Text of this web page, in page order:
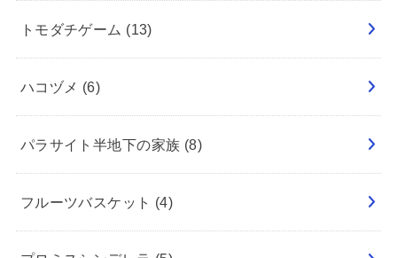
トモダチゲーム (13)
ハコヅメ (6)
パラサイト半地下の家族 (8)
フルーツバスケット (4)